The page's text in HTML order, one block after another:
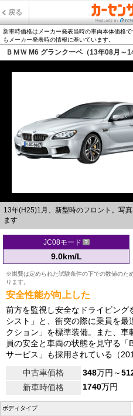
戻る
新車時価格はメーカー発表当時の車両本体価格
もメーカー発表時の情報に基いています。
ＢＭＷ M6 グランクーペ（13年08月～
13年(H25)1月、新型時のフロント。写
ます
JC08モード
9.0km/L
※燃費は定められた試験条件の下での数値のた
ります。
安全性能が向上した
前方を監視し安全なドライビング
シスト」と、衝突の際に乗員を
クション」を標準装備。また、
員の安全と車両の状態を見守る
サービス」も採用されている（
中古車価格
348万円～
新車時価格
1740万円
ボディタイプ